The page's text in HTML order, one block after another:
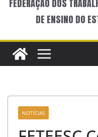
FEDERAÇÃO DOS
DE ENSINO DO
NOTÍCIAS